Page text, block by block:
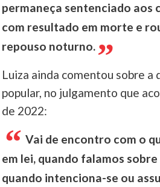
permaneça sentenciado aos
com resultado em morte e
repouso noturno.
Luiza ainda comentou sobre a
popular, no julgamento que
de 2022:
Vai de encontro com o
em lei, quando falamos
quando intenciona-se ou